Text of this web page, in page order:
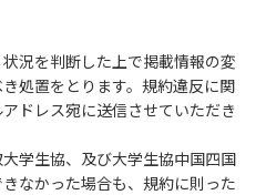
況を判断した上で掲載情報の変
処置をとります。規約違反に関
ドレス宛に送信させていただき
学生協、及び大学生協中国四国
なかった場合も、規約に則った